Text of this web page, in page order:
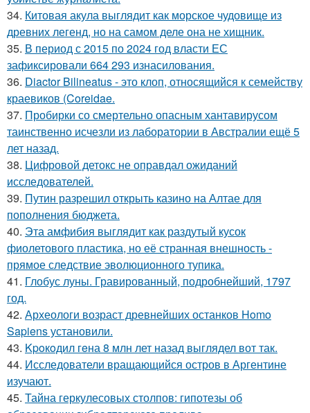
34. Китовая акула выглядит как морское чудовище из
древних легенд, но на самом деле она не хищник.
35. В период с 2015 по 2024 год власти ЕС
зафиксировали 664 293 изнасилования.
36. Diactor Bilineatus - это клоп, относящийся к семейству
краевиков (Coreidae.
37. Пробирки со смертельно опасным хантавирусом
таинственно исчезли из лаборатории в Австралии ещё 5
лет назад.
38. Цифровой детокс не оправдал ожиданий
исследователей.
39. Путин разрешил открыть казино на Алтае для
пополнения бюджета.
40. Эта амфибия выглядит как раздутый кусок
фиолетового пластика, но её странная внешность -
прямое следствие эволюционного тупика.
41. Глобус луны. Гравированный, подробнейший, 1797
год.
42. Археологи возраст древнейших останков Homo
Sapiens установили.
43. Kpoкoдил гeна 8 млн лет назад выглядел вот так.
44. Исследователи вращающийся остров в Аргентине
изучают.
45. Тайна геркулесовых столпов: гипотезы об